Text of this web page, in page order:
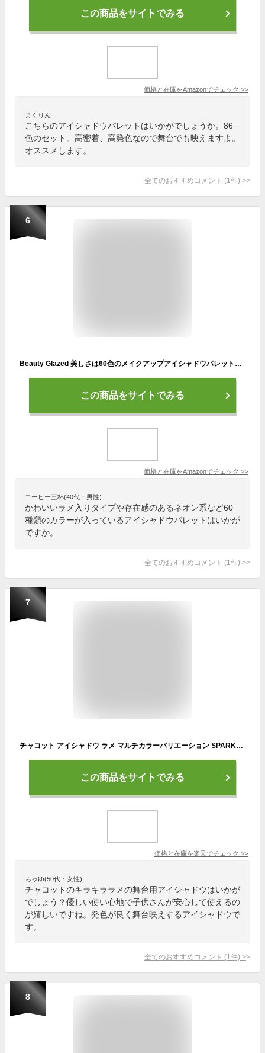
この商品をサイトでみる
価格と在庫をAmazonでチェック >>
まくりん
こちらのアイシャドウパレットはいかがでしょうか。86
色のセット。高密着、高発色なので舞台でも映えますよ。
オススメします。
全てのおすすめコメント (1 件) >
6
Beauty Glazed 美しさは60色のメイクアップアイシャドウパレット4で1色ボードプレスキラキラアイシャドウ4層5月回転マット真珠光沢の高い着色された化粧品アイシャドウ
この商品をサイトでみる
価格と在庫をAmazonでチェック >>
コーヒー三杯(40代・男性)
かわいいラメ入りタイプや存在感のあるネオン系など60
種類のカラーが入っているアイシャドウパレットはいかが
ですか。
全てのおすすめコメント (1 件) >
7
チャコット アイシャドウ ラメ マルチカラーバリエーション SPARKLE [スパークル] SP01-10 全100色 Chacott COSMETICS
この商品をサイトでみる
価格と在庫を楽天でチェック >>
ちゃゆ(50代・女性)
チャコットのキラキララメの舞台用アイシャドウはいかが
でしょう？優しい使い心地で子供さんが安心して使えるの
が嬉しいですね。発色が良く舞台映えするアイシャドウで
す。
全てのおすすめコメント (1 件) >
8